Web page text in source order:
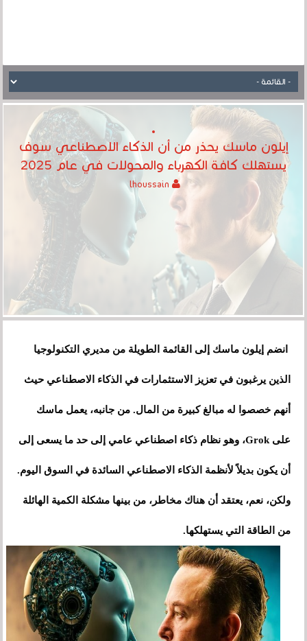
إيلون ماسك يحذر من أن الذكاء الاصطناعي سوف
يستهلك كافة الكهرباء والمحولات في عام 2025
انضم إيلون ماسك إلى القائمة الطويلة من مديري التكنولوجيا
الذين يرغبون في تعزيز الاستثمارات في الذكاء الاصطناعي حيث
أنهم خصصوا له مبالغ كبيرة من المال. من جانبه، يعمل ماسك
على Grok، وهو نظام ذكاء اصطناعي عامي إلى حد ما يسعى إلى
أن يكون بديلاً لأنظمة الذكاء الاصطناعي السائدة في السوق اليوم.
ولكن، نعم، يعتقد أن هناك مخاطر، من بينها مشكلة الكمية الهائلة
من الطاقة التي يستهلكها.